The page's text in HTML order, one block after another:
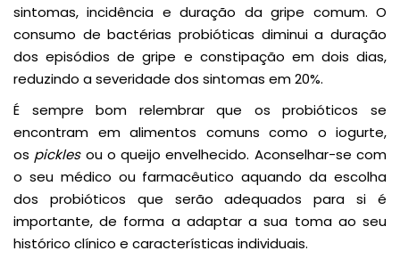
sintomas, incidência e duração da gripe comum. O
consumo de bactérias probióticas diminui a duração
dos episódios de gripe e constipação em dois dias,
reduzindo a severidade dos sintomas em 20%.
É sempre bom relembrar que os probióticos se
encontram em alimentos comuns como o iogurte,
os picklesou o queijo envelhecido. Aconselhar-se com
o seu médico ou farmacêutico aquando da escolha
dos probióticos que serão adequados para si é
importante, de forma a adaptar a sua toma ao seu
histórico clínico e características individuais.